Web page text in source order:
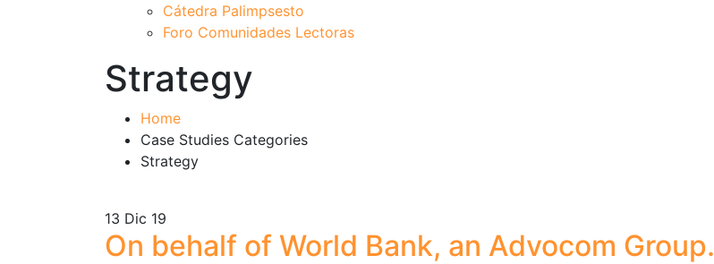
Cátedra Palimpsesto
Foro Comunidades Lectoras
Strategy
Home
Case Studies Categories
Strategy
13 Dic 19
On behalf of World Bank, an Advocom Group.